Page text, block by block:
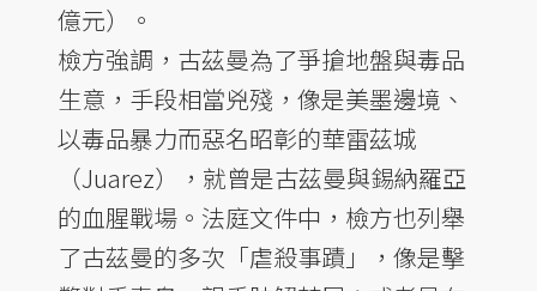
億元）。
檢方強調，古茲曼為了爭搶地盤與毒品
生意，手段相當兇殘，像是美墨邊境、
以毒品暴力而惡名昭彰的華雷茲城
（Juarez），就曾是古茲曼與錫納羅亞
的血腥戰場。法庭文件中，檢方也列舉
了古茲曼的多次「虐殺事蹟」，像是擊